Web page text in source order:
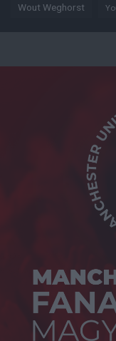
Wout Weghorst